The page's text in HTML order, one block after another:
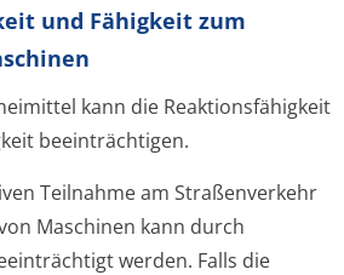
und Fähigkeit zum
kann die Reaktionsfähigkeit
beeinträchtigen.
Teilnahme am Straßenverkehr
Maschinen kann durch
werden. Falls die